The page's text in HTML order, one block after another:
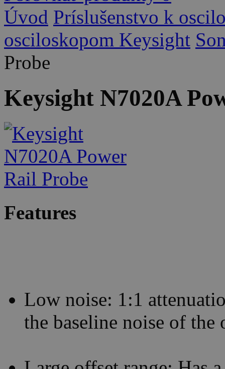
Úvod Príslušenstvo k
osciloskopom Keysight
Probe
Keysight N7020A
Features
Low noise: 1:1
the baseline noise of